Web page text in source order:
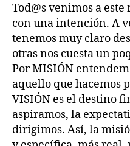
Tod@s venimos a
con una intención. A
tenemos muy claro
otras nos cuesta un
Por MISIÓN
aquello que hacemos
VISIÓN es el destino
aspiramos, la
dirigimos. Así, la